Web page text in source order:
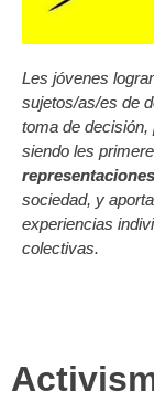
Les jóvenes
sujetos/as/es de
toma de
siendo les
representaciones
sociedad, y
experiencias
colectivas.